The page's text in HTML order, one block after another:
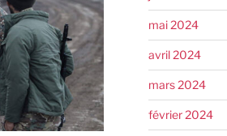
mai 2024
avril 2024
mars 2024
février 2024